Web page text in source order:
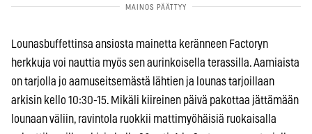
Lounasbuffettinsa ansiosta mainetta keränneen Factoryn
herkkuja voi nauttia myös sen aurinkoisella terassilla. Aamiaista
on tarjolla jo aamuseitsemästä lähtien ja lounas tarjoillaan
arkisin kello 10:30-15. Mikäli kiireinen päivä pakottaa jättämään
lounaan väliin, ravintola ruokkii mattimyöhäisiä ruokaisalla